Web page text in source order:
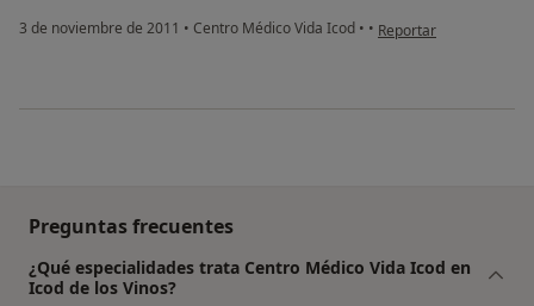
3 de noviembre de 2011 • Centro Médico Vida Icod • • en opinión del usuario
Reportar
Preguntas frecuentes
¿Qué especialidades trata Centro Médico Vida Icod en
Icod de los Vinos?